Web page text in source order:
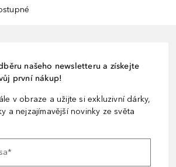
našeho newsletteru a získejte
první nákup!
v obraze a užijte si exkluzivní dárky,
a nejzajímavější novinky ze světa
*